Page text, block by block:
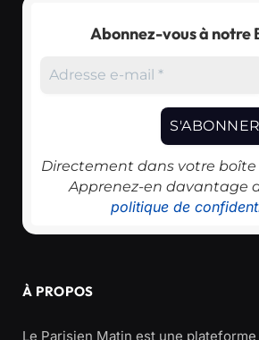
Abonnez-vous à notre
Directement dans votre
Apprenez-en davantage
politique de
À PROPOS
Le Parisien Matin est une